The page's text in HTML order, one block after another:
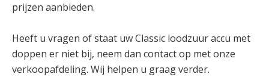
prijzen aanbieden.
Heeft u vragen of staat uw Classic loodzuur accu met
doppen er niet bij, neem dan contact op met onze
verkoopafdeling. Wij helpen u graag verder.